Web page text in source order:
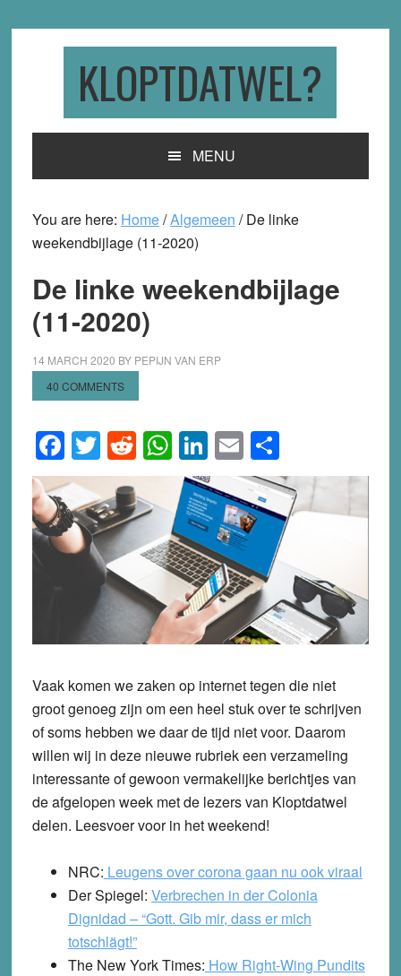
KLOPTDATWEL?
MENU
You are here: Home/Algemeen /De linke
weekendbijlage (11-2020)
De linke weekendbijlage
(11-2020)
14 MARCH 2020 BY PEPIJN VAN ERP
40 COMMENTS
Facebook
Twitter
Reddit
WhatsApp
LinkedIn
EmailShare
Vaak komen we zaken op internet tegen die niet
groot genoeg zijn om een heel stuk over te schrijven
of soms hebben we daar de tijd niet voor. Daarom
willen wij in deze nieuwe rubriek een verzameling
interessante of gewoon vermakelijke berichtjes van
de afgelopen week met de lezers van Kloptdatwel
delen. Leesvoer voor in het weekend!
NRC: Leugens over corona gaan nu ook viraal
Der Spiegel: Verbrechen in der Colonia
Dignidad – “Gott. Gib mir, dass er mich
totschlägt!”
The New York Times: How Right-Wing Pundits